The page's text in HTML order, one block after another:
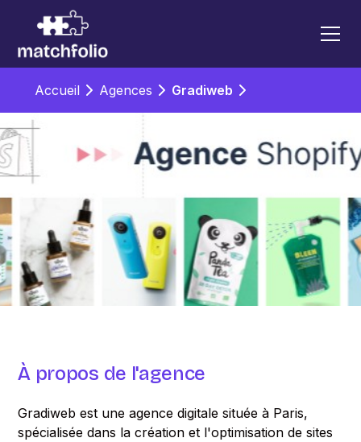
Accueil Agences Gradiweb
À propos de l'agence
Gradiweb est une agence digitale située à Paris,
spécialisée dans la création et l'optimisation de sites